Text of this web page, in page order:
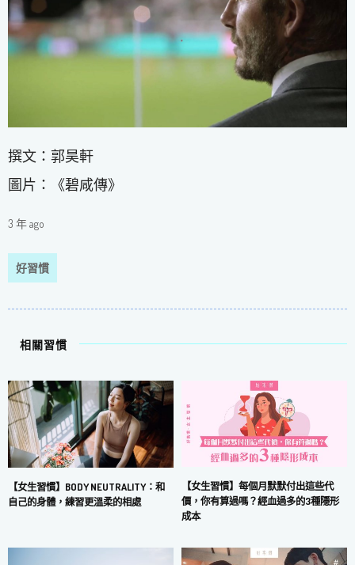
撰文：郭昊軒
圖片：《碧咸傳》
3 年 ago
好習慣
相關習慣
【女生習慣】BODY NEUTRALITY：和
自己的身體，練習更溫柔的相處
【女生習慣】每個月默默付出這些代
價，你有算過嗎？經血過多的3種隱形
成本